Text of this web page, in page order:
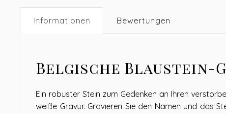
Informationen Bewertungen
Belgische Blaustein-
Ein robuster Stein zum Gedenken an Ihren
weiße Gravur. Gravieren Sie den Namen und das